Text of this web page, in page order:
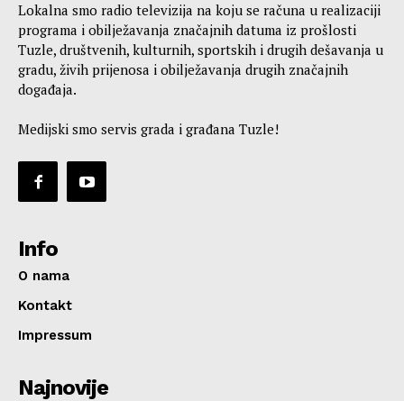
Lokalna smo radio televizija na koju se računa u realizaciji
programa i obilježavanja značajnih datuma iz prošlosti
Tuzle, društvenih, kulturnih, sportskih i drugih dešavanja u
gradu, živih prijenosa i obilježavanja drugih značajnih
događaja.
Medijski smo servis grada i građana Tuzle!
Info
O nama
Kontakt
Impressum
Najnovije